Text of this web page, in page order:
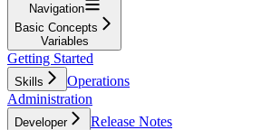
Navigation
Basic Concepts
Variables
Getting Started
Skills
Operations
Administration
Developer Release Notes